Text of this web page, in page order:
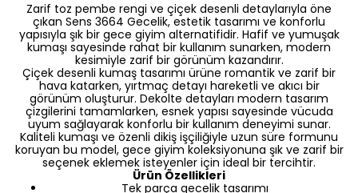
Zarif toz pembe rengi ve çiçek desenli detaylarıyla öne
çıkan Sens 3664 Gecelik, estetik tasarımı ve konforlu
yapısıyla şık bir gece giyim alternatifidir. Hafif ve yumuşak
kumaşı sayesinde rahat bir kullanım sunarken, modern
kesimiyle zarif bir görünüm kazandırır.
Çiçek desenli kumaş tasarımı ürüne romantik ve zarif bir
hava katarken, yırtmaç detayı hareketli ve akıcı bir
görünüm oluşturur. Dekolte detayları modern tasarım
çizgilerini tamamlarken, esnek yapısı sayesinde vücuda
uyum sağlayarak konforlu bir kullanım deneyimi sunar.
Kaliteli kumaşı ve özenli dikiş işçiliğiyle uzun süre formunu
koruyan bu model, gece giyim koleksiyonuna şık ve zarif bir
seçenek eklemek isteyenler için ideal bir tercihtir.
Ürün Özellikleri
Tek parça gecelik tasarımı